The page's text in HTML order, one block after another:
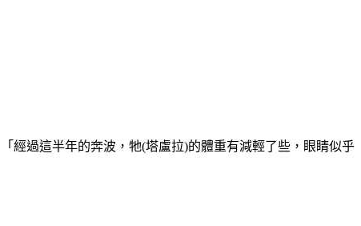
經過這半年的奔波，牠(塔盧拉)的體重有減輕了些，眼睛似乎